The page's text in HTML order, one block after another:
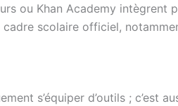
ou Khan Academy
scolaire officiel,
s’équiper d’outils ;